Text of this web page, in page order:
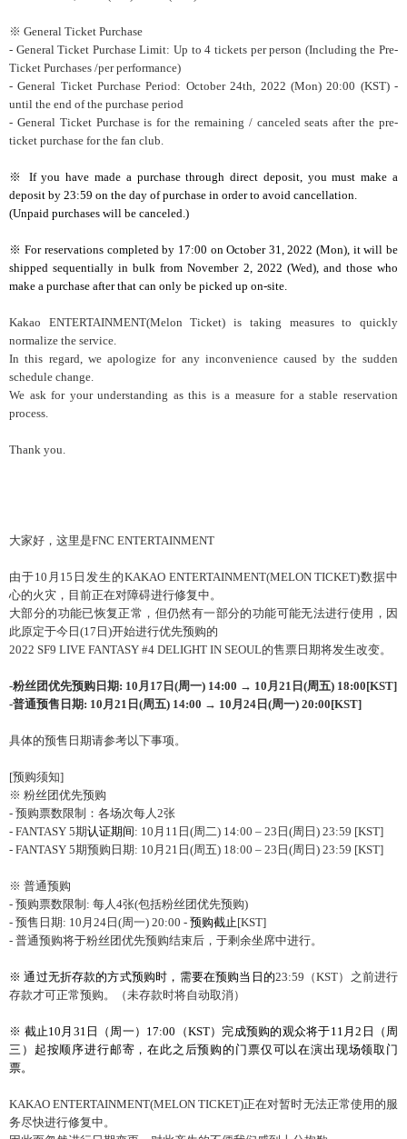
※ General Ticket Purchase
- General Ticket Purchase Limit: Up to 4 tickets per person (Including the Pre-
Ticket Purchases /per performance)
- General Ticket Purchase Period: October 24th, 2022 (Mon) 20:00 (KST) -
until the end of the purchase period
- General Ticket Purchase is for the remaining / canceled seats after the pre-
ticket purchase for the fan club.
※ If you have made a purchase through direct deposit, you must make a
deposit by 23:59 on the day of purchase in order to avoid cancellation.
(Unpaid purchases will be canceled.)
※ For reservations completed by 17:00 on October 31, 2022 (Mon), it will be
shipped sequentially in bulk from November 2, 2022 (Wed), and those who
make a purchase after that can only be picked up on-site.
Kakao ENTERTAINMENT(Melon Ticket) is taking measures to quickly
normalize the service.
In this regard, we apologize for any inconvenience caused by the sudden
schedule change.
We ask for your understanding as this is a measure for a stable reservation
process.
Thank you.
大家好，这里是FNC ENTERTAINMENT
由于10月15日发生的KAKAO ENTERTAINMENT(MELON TICKET)数据中
心的火灾，目前正在对障碍进行修复中。
大部分的功能已恢复正常，但仍然有一部分的功能可能无法进行使用，因
此原定于今日(17日)开始进行优先预购的
2022 SF9 LIVE FANTASY #4 DELIGHT IN SEOUL的售票日期将发生改变。
-粉丝团优先预购日期: 10 月 17 日 (周一) 14:00 → 10 月 21 日 (周五) 18:00[KST]
-普通预售日期: 10 月 21 日 (周五) 14:00 → 10 月 24 日 (周一) 20:00[KST]
具体的预售日期请参考以下事项。
[预购须知]
※ 粉丝团优先预购
- 预购票数限制：各场次每人2张
- FANTASY 5期认证期间: 10月11日(周二) 14:00 – 23日(周日) 23:59 [KST]
- FANTASY 5期预购日期: 10月21日(周五) 18:00 – 23日(周日) 23:59 [KST]
※ 普通预购
- 预购票数限制: 每人4张(包括粉丝团优先预购)
- 预售日期: 10月24日(周一) 20:00 - 预购截止[KST]
- 普通预购将于粉丝团优先预购结束后，于剩余坐席中进行。
※ 通过无折存款的方式预购时，需要在预购当日的23:59（KST）之前进行
存款才可正常预购。（未存款时将自动取消）
※ 截止10 月 31 日（周一） 17:00 （KST）完成预购的观众将于11 月2 日（周
三）起按顺序进行邮寄，在此之后预购的门票仅可以在演出现场领取门
票。
KAKAO ENTERTAINMENT(MELON TICKET)正在对暂时无法正常使用的服
务尽快进行修复中。